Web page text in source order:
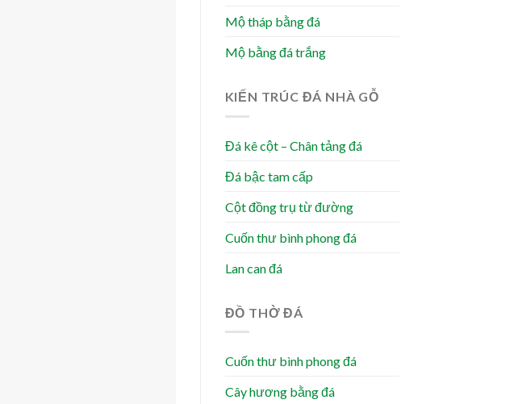
Mộ tháp bằng đá
Mộ bằng đá trắng
KIẾN TRÚC ĐÁ NHÀ GỖ
Đá kê cột – Chân tảng đá
Đá bậc tam cấp
Cột đồng trụ từ đường
Cuốn thư bình phong đá
Lan can đá
ĐỒ THỜ ĐÁ
Cuốn thư bình phong đá
Cây hương bằng đá